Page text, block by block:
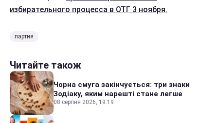
избирательного процесса в ОТГ 3 ноября.
партия
Читайте також
Чорна смуга закінчується: три знаки
Зодіаку, яким нарешті стане легше
08 серпня 2026, 19:19